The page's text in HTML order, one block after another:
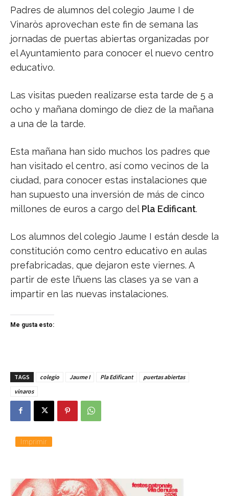
Padres de alumnos del colegio Jaume I de
Vinaròs aprovechan este fin de semana las
jornadas de puertas abiertas organizadas por
el Ayuntamiento para conocer el nuevo centro
educativo.
Las visitas pueden realizarse esta tarde de 5 a
ocho y mañana domingo de diez de la mañana
a una de la tarde.
Esta mañana han sido muchos los padres que
han visitado el centro, así como vecinos de la
ciudad, para conocer estas instalaciones que
han supuesto una inversión de más de cinco
millones de euros a cargo del Pla Edificant.
Los alumnos del colegio Jaume I están desde la
constitución como centro educativo en aulas
prefabricadas, que dejaron este viernes. A
partir de este lñuens las clases ya se van a
impartir en las nuevas instalaciones.
Me gusta esto:
TAGS colegio Jaume I Pla Edificant
puertas abiertas
vinaros
Imprimir